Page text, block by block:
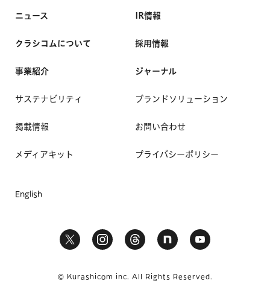
ニュース
クラシコムについて
事業紹介
IR情報
採用情報
ジャーナル
サステナビリティ
掲載情報
メディアキット
ブランドソリューション
お問い合わせ
プライバシーポリシー
English
© Kurashicom inc. All Rights Reserved.